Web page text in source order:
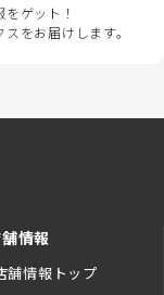
ゲット！
をお届けします。
情報
舗情報トップ